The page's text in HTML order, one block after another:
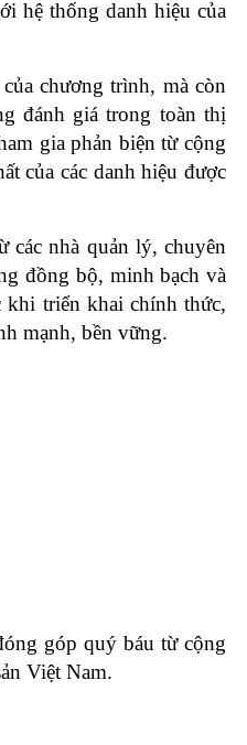
hệ thống danh hiệu của
chương trình, mà còn
đánh giá trong toàn thị
gia phản biện từ cộng
của các danh hiệu được
nhà quản lý, chuyên
đồng bộ, minh bạch và
triển khai chính thức,
mạnh, bền vững.
góp quý báu từ cộng
Việt Nam.